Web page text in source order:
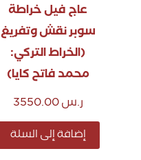
عاج فيل خراطة
سوبر نقش وتفريغ
(الخراط التركي:
محمد فاتح كايا)
ر.س3550.00
إضافة إلى السلة